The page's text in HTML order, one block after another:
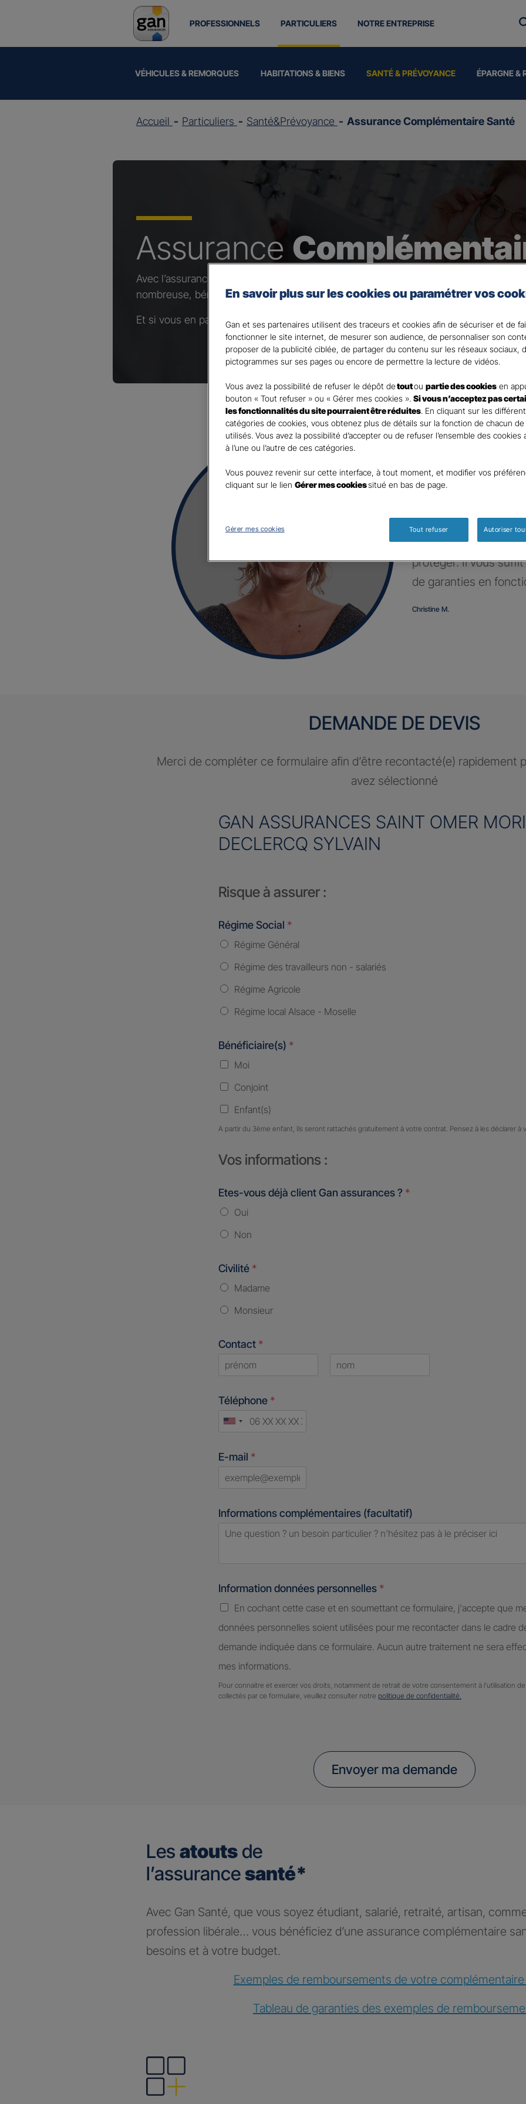
PROFESSIONNELS PARTICULIERS
VÉHICULES & REMORQUES HABITATIONS & BIENS SANTÉ & PRÉVOYANCE ÉPARGNE &
NOTRE ENTREPRISE
Accueil Particuliers Santé&Prévoyance Assurance Complémentaire Santé
Assurance
Avec l’assurance Complémentaire Santé Gan Assurances, que vous soyez
nombreuse, bénéficiez d’une assurance santé adaptée à vos besoins et votre
Et si vous en parliez avec votre Agent général ?
Parole
d’expert !
Profitez d’un contrat
protéger. Il vous
de garanties en
Christine M.
DEMANDE DE DEVIS
Merci de compléter ce formulaire afin d’être recontacté(e) rapidement
avez sélectionné
GAN ASSURANCES SAINT OMER
DECLERCQ SYLVAIN
Risque à assurer :
Régime Social *
Régime Général
Régime des travailleurs non - salariés
Régime Agricole
Régime local Alsace - Moselle
Bénéficiaire(s) *
Moi
Conjoint
Enfant(s)
A partir du 3ème enfant, Ils seront rattachés gratuitement à votre contrat. Pensez à les déclarer à
Vos informations :
Etes-vous déjà client Gan assurances ? *
Oui
Non
Civilité *
Madame
Monsieur
Contact *
Téléphone *
United
E-mail *
Informations complémentaires (facultatif)
Information données personnelles *
En cochant cette case et en soumettant ce formulaire, j'accepte que
données personnelles soient utilisées pour me recontacter dans le cadre
demande indiquée dans ce formulaire. Aucun autre traitement ne sera
mes informations.
Pour connaitre et exercer vos droits, notamment de retrait de votre consentement à l'utilisation
collectés par ce formulaire, veuillez consulter notre politique de confidentialité.
Envoyer ma demande
Les atoutsde
l’assurancesanté*
Avec Gan Santé, que vous soyez étudiant, salarié, retraité, artisan,
profession libérale… vous bénéficiez d’une assurance complémentaire
besoins et à votre budget.
Exemples de remboursements de votre
Tableau de garanties des exemples de
En savoir plus sur les cookies ou paramétrer vos
Gan et ses partenaires utilisent des traceurs et cookies afin de sécuriser et de
fonctionner le site internet, de mesurer son audience, de personnaliser son
proposer de la publicité ciblée, de partager du contenu sur les réseaux sociaux,
pictogrammes sur ses pages ou encore de permettre la lecture de vidéos.
Vous avez la possibilité de refuser le dépôt detoutou partie des cookies en
bouton « Tout refuser » ou « Gérer mes cookies ». Si vous n’acceptez pas
les fonctionnalités du site pourraient être réduites. En cliquant sur les
catégories de cookies, vous obtenez plus de détails sur la fonction de chacun
utilisés. Vous avez la possibilité d’accepter ou de refuser l’ensemble des cookies
à l’une ou l’autre de ces catégories.
Vous pouvez revenir sur cette interface, à tout moment, et modifier vos
cliquant sur le lien Gérer mes cookiessitué en bas de page.
Gérer mes cookies Tout refuser Autoriser